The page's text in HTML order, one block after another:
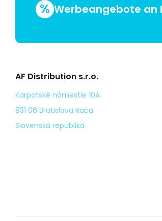
% Werbeangebote an
AF Distribution s.r.o.
Karpatské námestie 10A
831 06 Bratislava Rača
Slovenská republika